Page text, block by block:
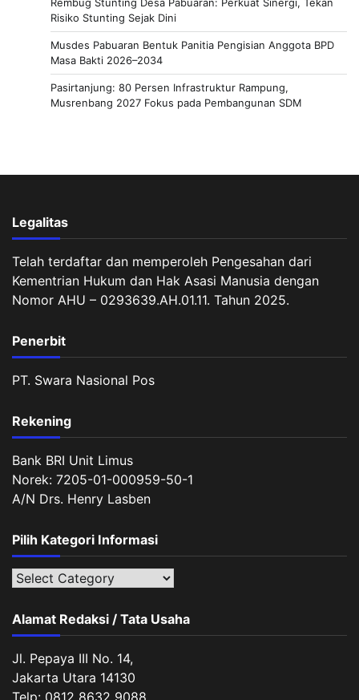
Rembug Stunting Desa Pabuaran: Perkuat Sinergi, Tekan
Risiko Stunting Sejak Dini
Musdes Pabuaran Bentuk Panitia Pengisian Anggota BPD
Masa Bakti 2026–2034
Pasirtanjung: 80 Persen Infrastruktur Rampung,
Musrenbang 2027 Fokus pada Pembangunan SDM
Legalitas
Telah terdaftar dan memperoleh Pengesahan dari
Kementrian Hukum dan Hak Asasi Manusia dengan
Nomor AHU – 0293639.AH.01.11. Tahun 2025.
Penerbit
PT. Swara Nasional Pos
Rekening
Bank BRI Unit Limus
Norek: 7205-01-000959-50-1
A/N Drs. Henry Lasben
Pilih Kategori Informasi
Pilih
Informasi
Alamat Redaksi / Tata Usaha
Jl. Pepaya III No. 14,
Jakarta Utara 14130